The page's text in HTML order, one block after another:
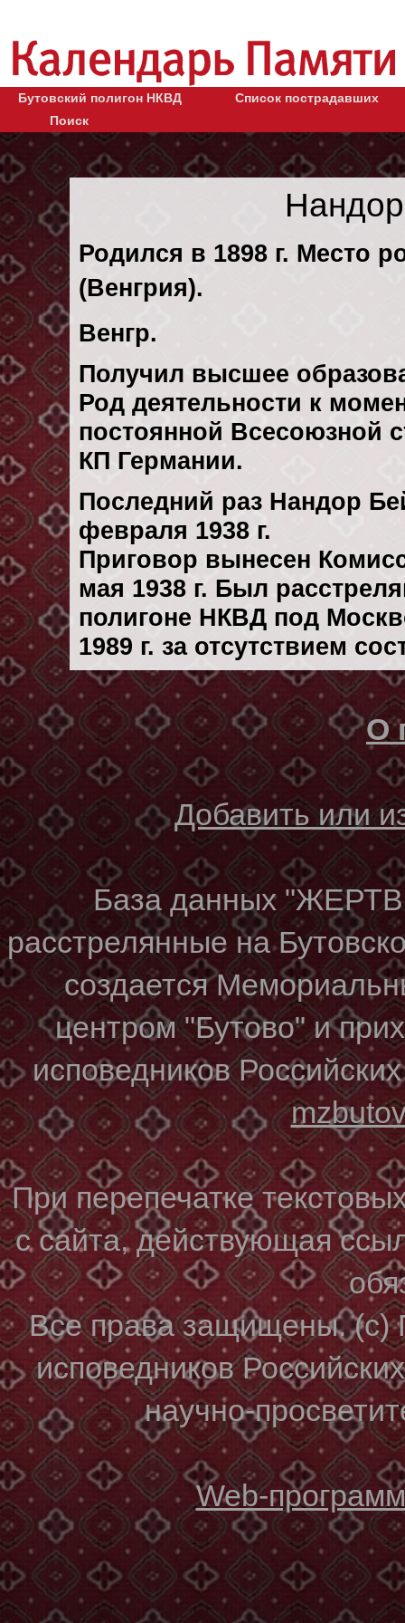
Бутовский полигон НКВД
Список пострадавших
Поиск
Родился в 1898 г. Место
(Венгрия).
Венгр.
Получил высшее
Род деятельности к
постоянной Всесоюзной
КП Германии.
Последний раз Нандор
февраля 1938 г.
Приговор вынесен
мая 1938 г. Был
полигоне НКВД под
1989 г. за отсутствием
О
Добавить или
База данных
расстрелянные на
создается
центром "Бутово" и
исповедников
При перепечатке
с сайта, действующая
Все права защищены. (с)
исповедников
научно-
Web-